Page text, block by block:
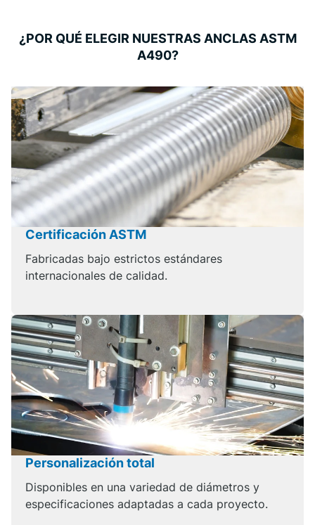
¿POR QUÉ ELEGIR NUESTRAS ANCLAS ASTM
A490?
Certificación ASTM
Fabricadas bajo estrictos estándares
internacionales de calidad.
Personalización total
Disponibles en una variedad de diámetros y
especificaciones adaptadas a cada proyecto.